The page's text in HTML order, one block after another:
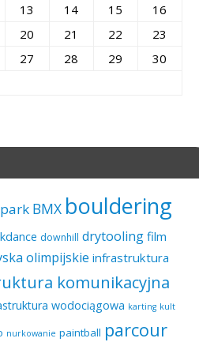
13 14 15
16
20 21 22
23
27 28 29
30
BMX bouldering
downhill drytooling film
olimpijskie infrastruktura
komunikacyjna
wodociągowa karting kult
nurkowanie paintball parcour